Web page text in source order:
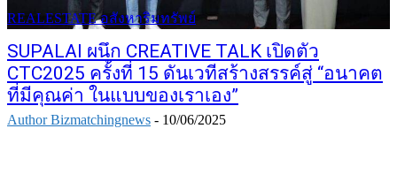
REALESTATE อสังหาริมทรัพย์
SUPALAI ผนึก CREATIVE TALK เปิดตัว
CTC2025 ครั้งที่ 15 ดันเวทีสร้างสรรค์สู่ “อนาคต
ที่มีคุณค่า ในแบบของเราเอง”
Author Bizmatchingnews - 10/06/2025